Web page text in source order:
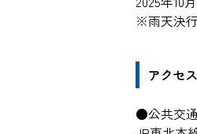
※雨天決行
アクセス
●公共交